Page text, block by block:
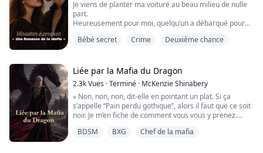
« Tant mieux, » soufflé-...
Je viens de planter ma voiture au beau milieu de nulle
part.
Heureusement pour moi, quelqu’un a débarqué pour
Malheureusement pour moi, cette personne est un
Daniil Vlasov.
Deux mètres de ténébreuse intensité aux yeux bleus.
Il ne me dira pas un seul mot sur qui il est ni sur ce qu’il
fiche ici.
Mais nul besoin d’être un génie pour comprendre que
cet homme...
Bébé secret Crime Deuxième chance
Liée par la Mafia du Dragon
2.3kVues ·Terminé · McKenzie Shinabery
« Non, non, non, dit-elle en pointant un plat. Si ça
s’appelle “Pain perdu gothique”, alors il faut que ce soit
noir. Je m’en fiche de comment vous vous y prenez.
démon. N’importe quoi. »
BDSM BXG Chef de la mafia